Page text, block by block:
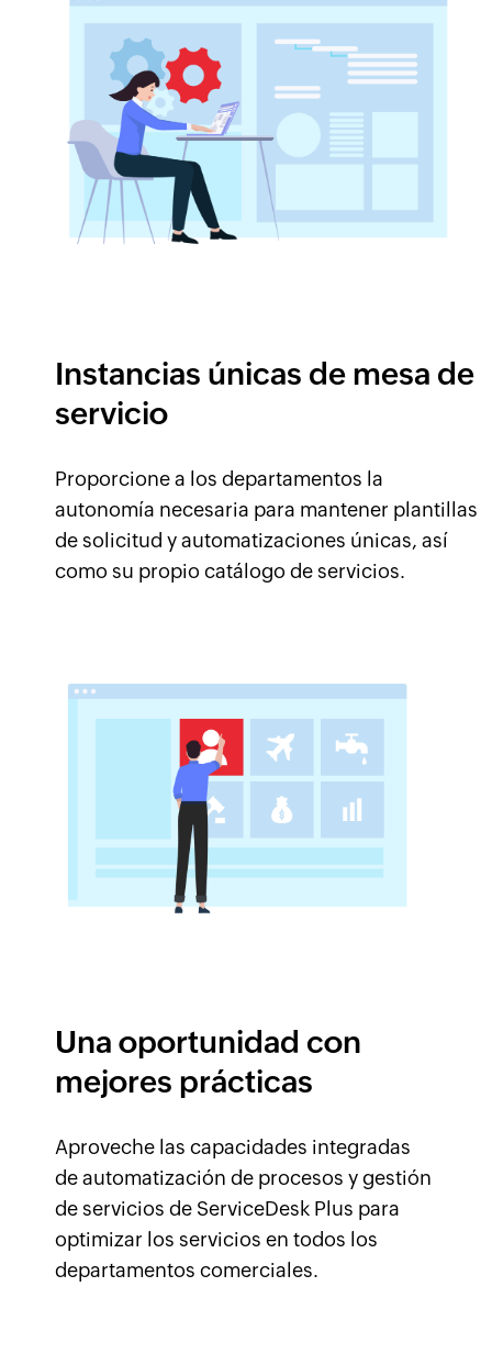
Instancias únicas de mesa de
servicio
Proporcione a los departamentos la
autonomía necesaria para mantener plantillas
de solicitud y automatizaciones únicas, así
como su propio catálogo de servicios.
Una oportunidad con
mejores prácticas
Aproveche las capacidades integradas
de automatización de procesos y gestión
de servicios de ServiceDesk Plus para
optimizar los servicios en todos los
departamentos comerciales.